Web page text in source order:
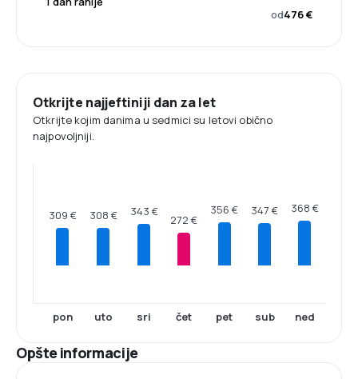
od476 €
Otkrijte najjeftiniji dan za let
Otkrijte kojim danima u sedmici su letovi obično
najpovoljniji.
309 €
pon
308 €
uto
343 €
sri
272 €
čet
356 €
pet
347 €
sub
368 €
ned
Opšte informacije